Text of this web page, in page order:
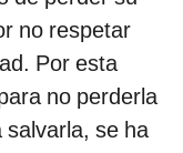
no respetar
Por esta
no perderla
salvarla, se ha